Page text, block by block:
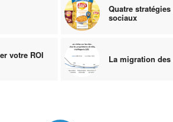
Quatre
sociaux
votre ROI La migration